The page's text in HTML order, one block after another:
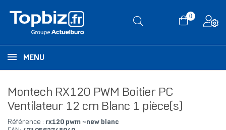
0
MENU
Montech RX120 PWM Boitier PC
Ventilateur 12 cm Blanc 1 pièce(s)
Référence : rx120 pwm ~new blanc